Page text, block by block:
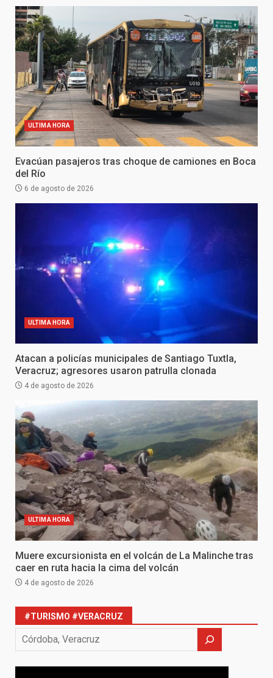
ULTIMA HORA
Evacúan pasajeros tras choque de camiones en Boca
del Río
6 de agosto de 2026
ULTIMA HORA
Atacan a policías municipales de Santiago Tuxtla,
Veracruz; agresores usaron patrulla clonada
4 de agosto de 2026
ULTIMA HORA
Muere excursionista en el volcán de La Malinche tras
caer en ruta hacia la cima del volcán
4 de agosto de 2026
#TURISMO #VERACRUZ